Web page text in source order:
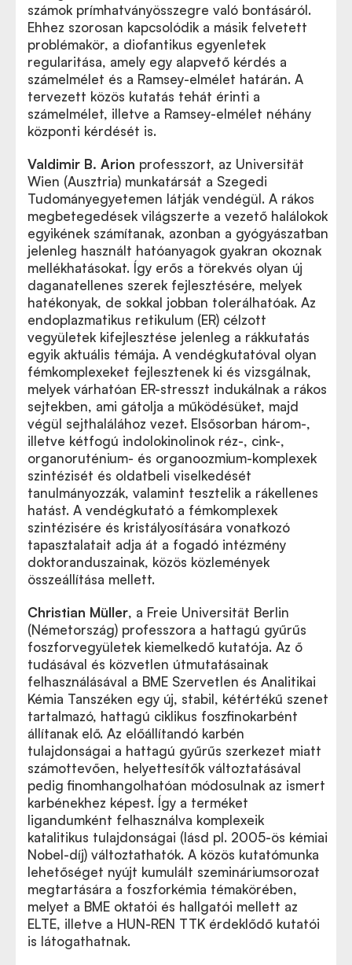
számok prímhatványösszegre való bontásáról.
Ehhez szorosan kapcsolódik a másik felvetett
problémakör, a diofantikus egyenletek
regularitása, amely egy alapvető kérdés a
számelmélet és a Ramsey-elmélet határán. A
tervezett közös kutatás tehát érinti a
számelmélet, illetve a Ramsey-elmélet néhány
központi kérdését is.
Valdimir B. Arion professzort, az Universität
Wien (Ausztria) munkatársát a Szegedi
Tudományegyetemen látják vendégül. A rákos
megbetegedések világszerte a vezető halálokok
egyikének számítanak, azonban a gyógyászatban
jelenleg használt hatóanyagok gyakran okoznak
mellékhatásokat. Így erős a törekvés olyan új
daganatellenes szerek fejlesztésére, melyek
hatékonyak, de sokkal jobban tolerálhatóak. Az
endoplazmatikus retikulum (ER) célzott
vegyületek kifejlesztése jelenleg a rákkutatás
egyik aktuális témája. A vendégkutatóval olyan
fémkomplexeket fejlesztenek ki és vizsgálnak,
melyek várhatóan ER-stresszt indukálnak a rákos
sejtekben, ami gátolja a működésüket, majd
végül sejthalálához vezet. Elsősorban három-,
illetve kétfogú indolokinolinok réz-, cink-,
organoruténium- és organoozmium-komplexek
szintézisét és oldatbeli viselkedését
tanulmányozzák, valamint tesztelik a rákellenes
hatást. A vendégkutató a fémkomplexek
szintézisére és kristályosítására vonatkozó
tapasztalatait adja át a fogadó intézmény
doktoranduszainak, közös közlemények
összeállítása mellett.
Christian Müller, a Freie Universität Berlin
(Németország) professzora a hattagú gyűrűs
foszforvegyületek kiemelkedő kutatója. Az ő
tudásával és közvetlen útmutatásainak
felhasználásával a BME Szervetlen és Analitikai
Kémia Tanszéken egy új, stabil, kétértékű szenet
tartalmazó, hattagú ciklikus foszfinokarbént
állítanak elő. Az előállítandó karbén
tulajdonságai a hattagú gyűrűs szerkezet miatt
számottevően, helyettesítők változtatásával
pedig finomhangolhatóan módosulnak az ismert
karbénekhez képest. Így a terméket
ligandumként felhasználva komplexeik
katalitikus tulajdonságai (lásd pl. 2005-ös kémiai
Nobel-díj) változtathatók. A közös kutatómunka
lehetőséget nyújt kumulált szemináriumsorozat
megtartására a foszforkémia témakörében,
melyet a BME oktatói és hallgatói mellett az
ELTE, illetve a HUN-REN TTK érdeklődő kutatói
is látogathatnak.